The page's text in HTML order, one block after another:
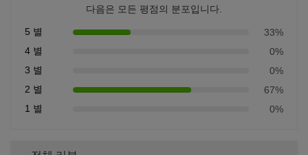
다음은 모든 평점의 분포입니다.
5 별
33%
4 별
0%
3 별
0%
2 별
67%
1 별
0%